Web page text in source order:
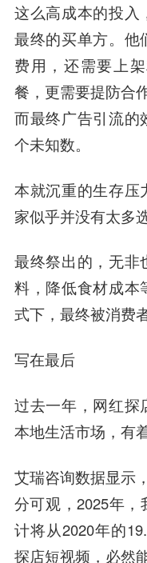
这么高成本的投入
最终的买单方。他
费用，还需要上
餐，更需要提防合
而最终广告引流的
个未知数。
本就沉重的生存压
家似乎并没有太多选
最终祭出的，无非
料，降低食材成本
式下，最终被消费
写在最后
过去一年，网红探
本地生活市场，有
艾瑞咨询数据显示
分可观，2025年
计将从2020年的
探店短视频，必然